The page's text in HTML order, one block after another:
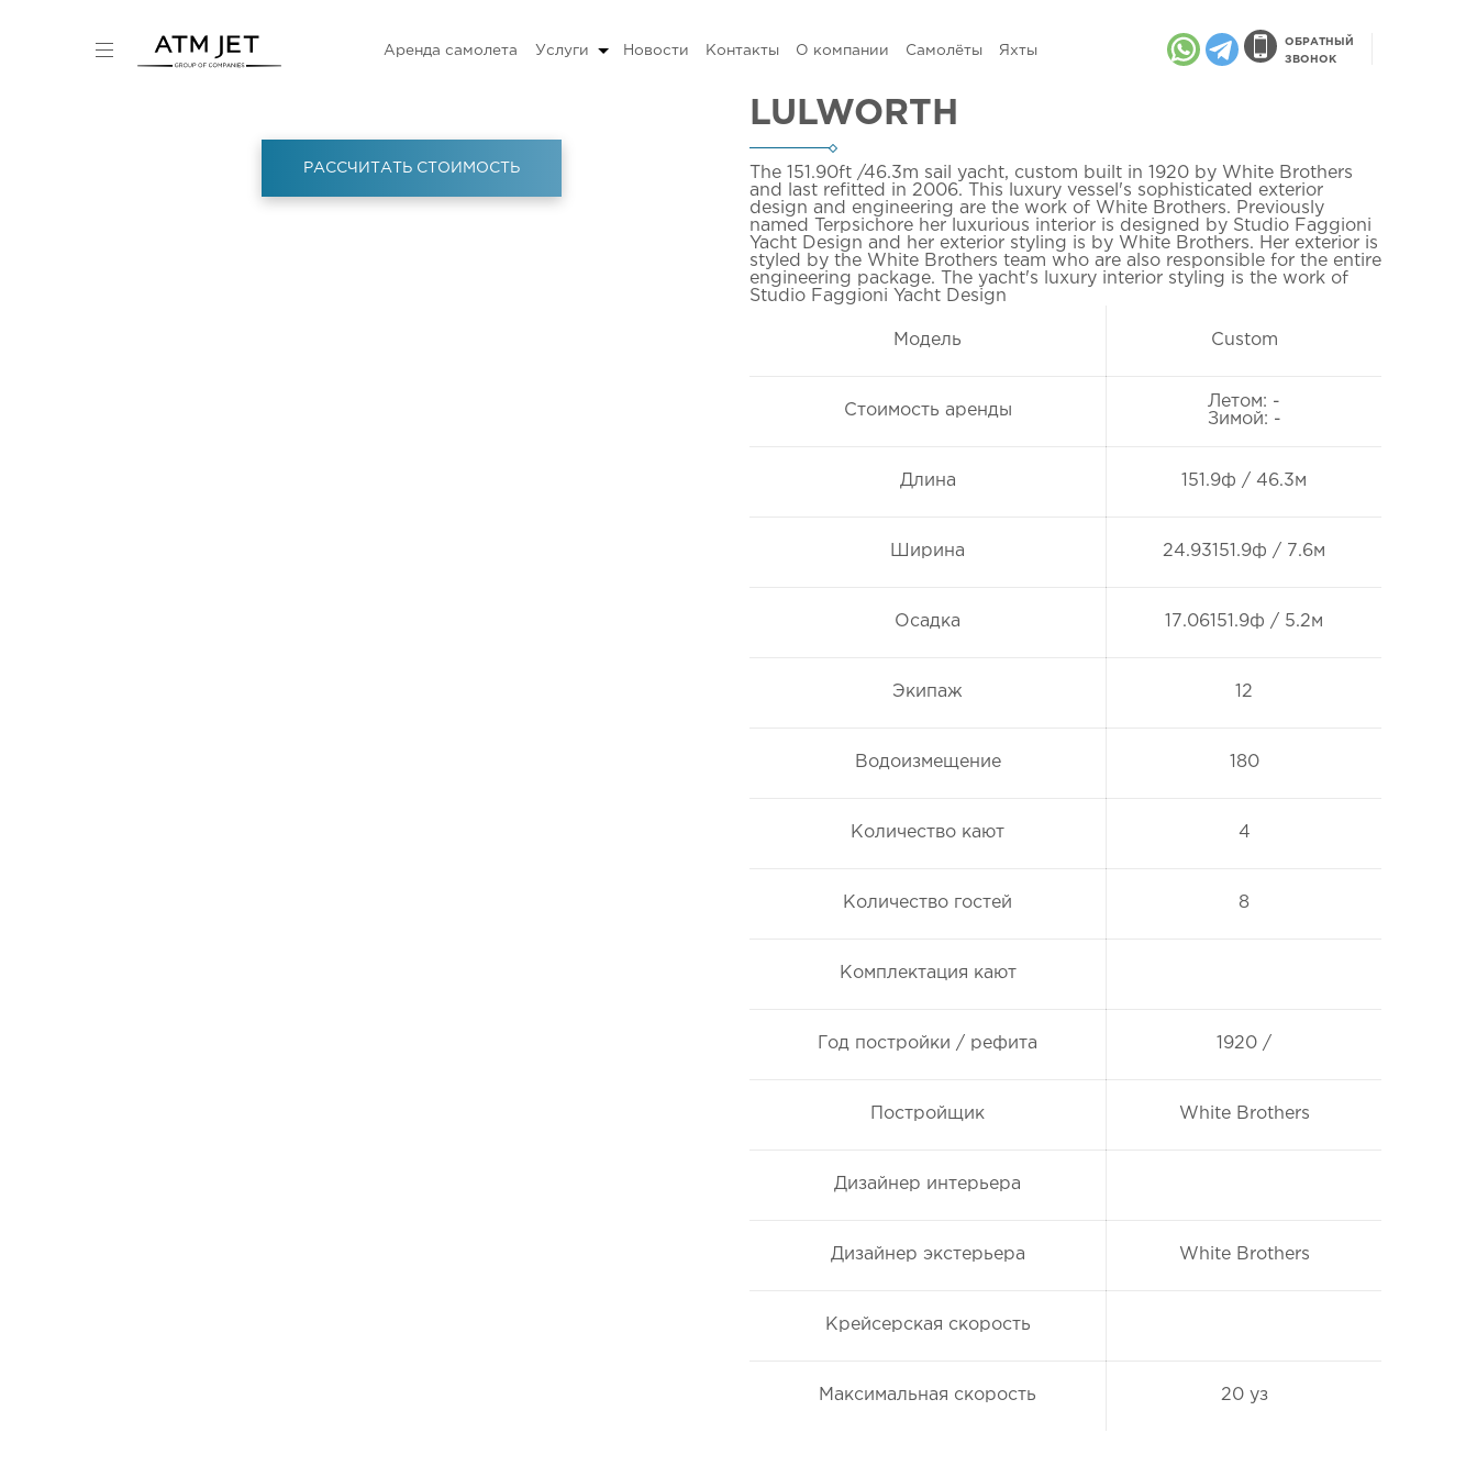
Аренда самолета Услуги Новости Контакты О компании Самолёты Яхты
ОБРАТНЫЙ
ЗВОНОК
РАССЧИТАТЬ СТОИМОСТЬ
LULWORTH
The 151.90ft /46.3m sail yacht, custom built in 1920 by White Brothers
and last refitted in 2006. This luxury vessel's sophisticated exterior
design and engineering are the work of White Brothers. Previously
named Terpsichore her luxurious interior is designed by Studio Faggioni
Yacht Design and her exterior styling is by White Brothers. Her exterior is
styled by the White Brothers team who are also responsible for the entire
engineering package. The yacht's luxury interior styling is the work of
Studio Faggioni Yacht Design
Модель Custom
Стоимость аренды
Летом: -
Зимой: -
Длина 151.9ф / 46.3м
Ширина 24.93151.9ф / 7.6м
Осадка 17.06151.9ф / 5.2м
Экипаж 12
Водоизмещение 180
Количество кают 4
Количество гостей 8
Комплектация кают
Год постройки / рефита 1920 /
Постройщик White Brothers
Дизайнер интерьера
Дизайнер экстерьера White Brothers
Крейсерская скорость
Максимальная скорость 20 уз